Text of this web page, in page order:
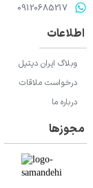
​​​​​​​09120685217​​​​​​​
اطلاعات
وبلاگ ایران دیتیل
درخواست ملاقات
درباره ما
مجوزها